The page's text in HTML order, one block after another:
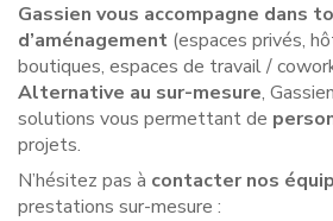
Gassien vous accompagne dans
d’aménagement (espaces privés,
boutiques, espaces de travail /
Alternative au sur-mesure,
solutions vous permettant de
projets.
N’hésitez pas à contacter nos
prestations sur-mesure :